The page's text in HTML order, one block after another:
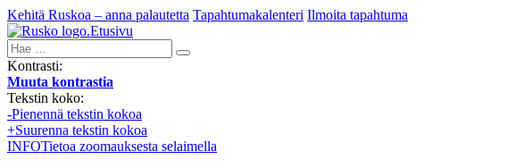
Kehitä Ruskoa – anna palautetta Tapahtumakalenteri Ilmoita tapahtuma
Etusivu
Hae:
Kontrasti:
Muuta kontrastia
Tekstin koko:
-Pienennä tekstin kokoa
+Suurenna tekstin kokoa
INFOTietoa zoomauksesta selaimella